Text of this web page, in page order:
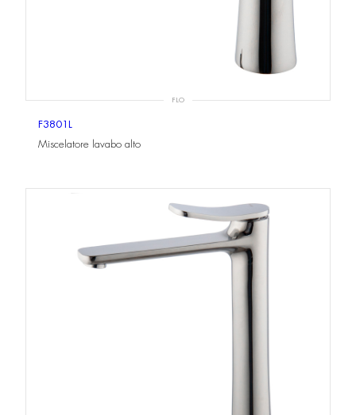
FLO
F3801L
Miscelatore lavabo alto